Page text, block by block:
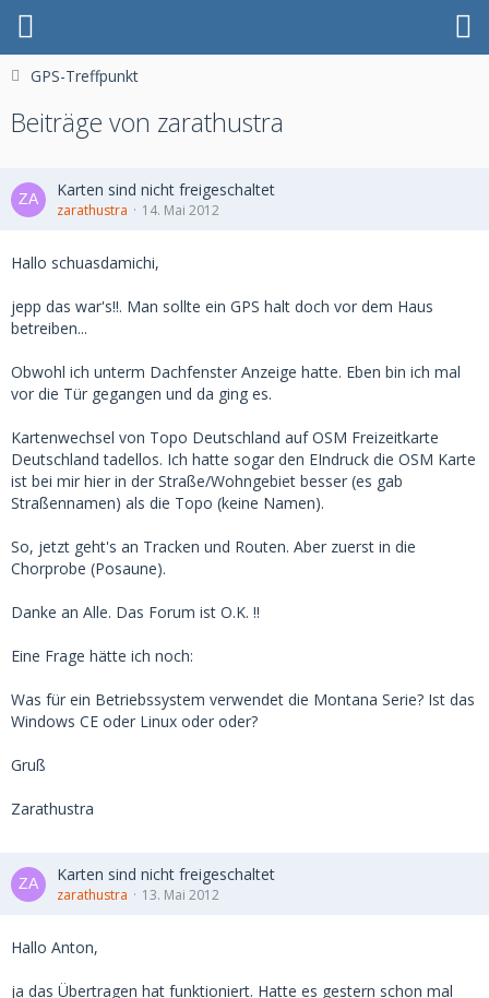
GPS-Treffpunkt
Beiträge von zarathustra
Karten sind nicht freigeschaltet
zarathustra 14. Mai 2012
Hallo schuasdamichi,
jepp das war's!!. Man sollte ein GPS halt doch vor dem Haus
betreiben...
Obwohl ich unterm Dachfenster Anzeige hatte. Eben bin ich mal
vor die Tür gegangen und da ging es.
Kartenwechsel von Topo Deutschland auf OSM Freizeitkarte
Deutschland tadellos. Ich hatte sogar den EIndruck die OSM Karte
ist bei mir hier in der Straße/Wohngebiet besser (es gab
Straßennamen) als die Topo (keine Namen).
So, jetzt geht's an Tracken und Routen. Aber zuerst in die
Chorprobe (Posaune).
Danke an Alle. Das Forum ist O.K. !!
Eine Frage hätte ich noch:
Was für ein Betriebssystem verwendet die Montana Serie? Ist das
Windows CE oder Linux oder oder?
Gruß
Zarathustra
Karten sind nicht freigeschaltet
zarathustra 13. Mai 2012
Hallo Anton,
ja das Übertragen hat funktioniert. Hatte es gestern schon mal